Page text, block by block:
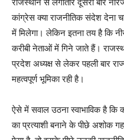
कांग्रेस क्या राजनीतिक संदेश देना
में मिलेगा। लेकिन इतना तय है कि
करीबी नेताओं में गिने जाते हैं।
प्रदेश अध्यक्ष से लेकर पहली बार
महत्वपूर्ण भूमिका रही है।
ऐसे में सवाल उठना स्वाभाविक है कि
का प्रत्याशी बनाने के पीछे अशोक